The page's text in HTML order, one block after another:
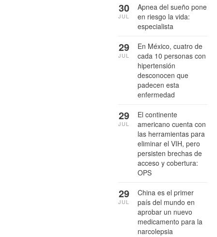
Apnea del sueño pone
en riesgo la vida:
especialista
30
JUL
En México, cuatro de
cada 10 personas con
hipertensión
desconocen que
padecen esta
enfermedad
29
JUL
El continente
americano cuenta con
las herramientas para
eliminar el VIH, pero
persisten brechas de
acceso y cobertura:
OPS
29
JUL
China es el primer
país del mundo en
aprobar un nuevo
medicamento para la
narcolepsia
29
JUL